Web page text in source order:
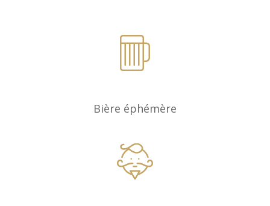
Bière éphémère